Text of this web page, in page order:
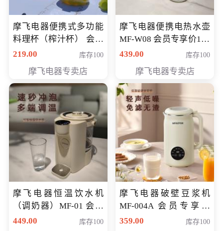
摩飞电器便携式多功能
料理杯（榨汁杯） 会员
专享价118元
219.00 库存100
摩飞电器专卖店
摩飞电器便携电热水壶
MF-W08 会员专享价198
元
439.00 库存100
摩飞电器专卖店
摩飞电器恒温饮水机
（调奶器）MF-01 会员
专享价366元
449.00 库存100
摩飞电器破壁豆浆机
MF-004A 会员专享价
168元
359.00 库存100